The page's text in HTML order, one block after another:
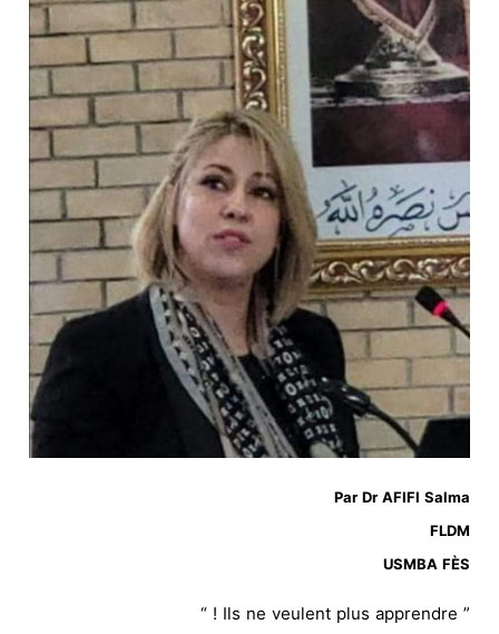
Par Dr AFIFI Salma
FLDM
USMBA FÈS
” Ils ne veulent plus apprendre ! “